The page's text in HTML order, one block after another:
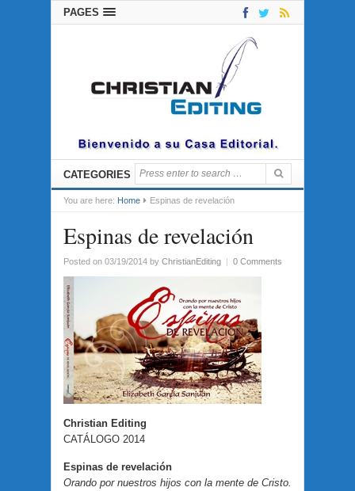
PAGES
CATEGORIES
You are here: Home Espinas de revelación
Espinas de revelación
Posted on 03/19/2014 by ChristianEditing | 0 Comments
Christian Editing
CATÁLOGO 2014
Espinas de revelación
Orando por nuestros hijos con la mente de Cristo.